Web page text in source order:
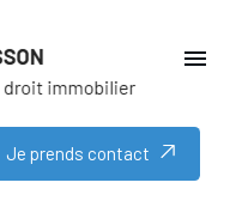
menu
Je prends contact